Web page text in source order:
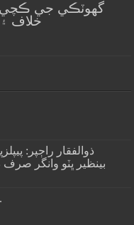
گهوٽڪي جي ڪچي
خلاف ۽
ذوالفقار راڄپر:
بينظير ڀٽو وانگر